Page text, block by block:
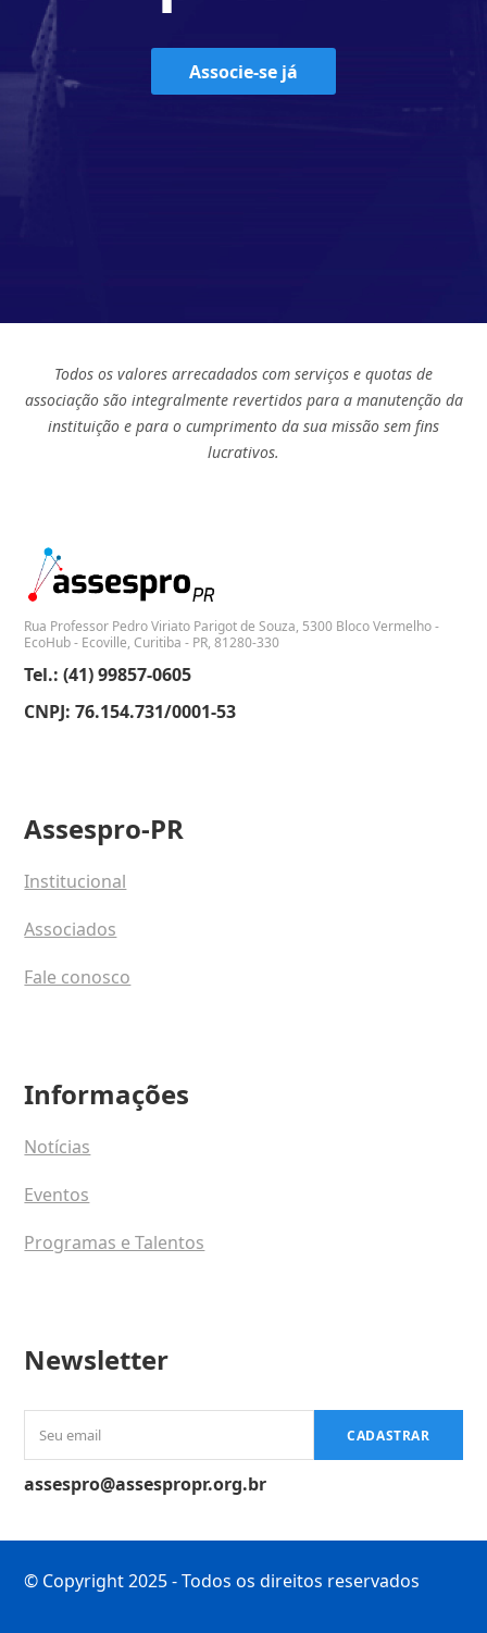
Associe-se já
Todos os valores arrecadados com serviços e quotas de
associação são integralmente revertidos para a manutenção da
instituição e para o cumprimento da sua missão sem fins
lucrativos.
Rua Professor Pedro Viriato Parigot de Souza, 5300 Bloco Vermelho -
EcoHub - Ecoville, Curitiba - PR, 81280-330
Tel.: (41) 99857-0605
CNPJ: 76.154.731/0001-53
Assespro-PR
Institucional
Associados
Fale conosco
Informações
Notícias
Eventos
Programas e Talentos
Newsletter
email
CADASTRAR
assespro@assespropr.org.br
© Copyright 2025 - Todos os direitos reservados